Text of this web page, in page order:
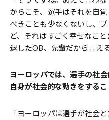
からこそ、選手はそれを自
べきことも少なくないし、
ど、それはすごく幸せなこ
退したOB、先輩だから言え
――ヨーロッパでは、選手の社
自身が社会的な動きをするこ
「ヨーロッパは選手が社会